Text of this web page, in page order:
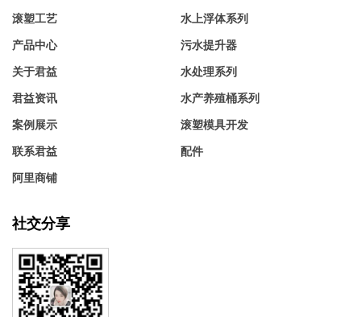
滚塑工艺
产品中心
关于君益
君益资讯
案例展示
联系君益
阿里商铺
水上浮体系列
污水提升器
水处理系列
水产养殖桶系列
滚塑模具开发
配件
社交分享